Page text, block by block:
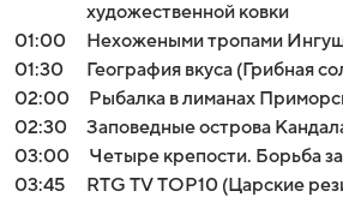
художественной ковки
01:00
Нехожеными тропами
01:30
География вкуса (Грибная
02:00
Рыбалка в лиманах
02:30
Заповедные острова
03:00
Четыре крепости. Борьба
03:45
RTG TV TOP10 (Царские